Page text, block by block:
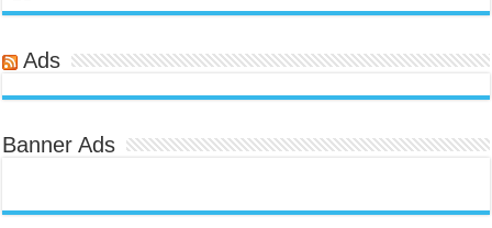
Ads
Banner Ads